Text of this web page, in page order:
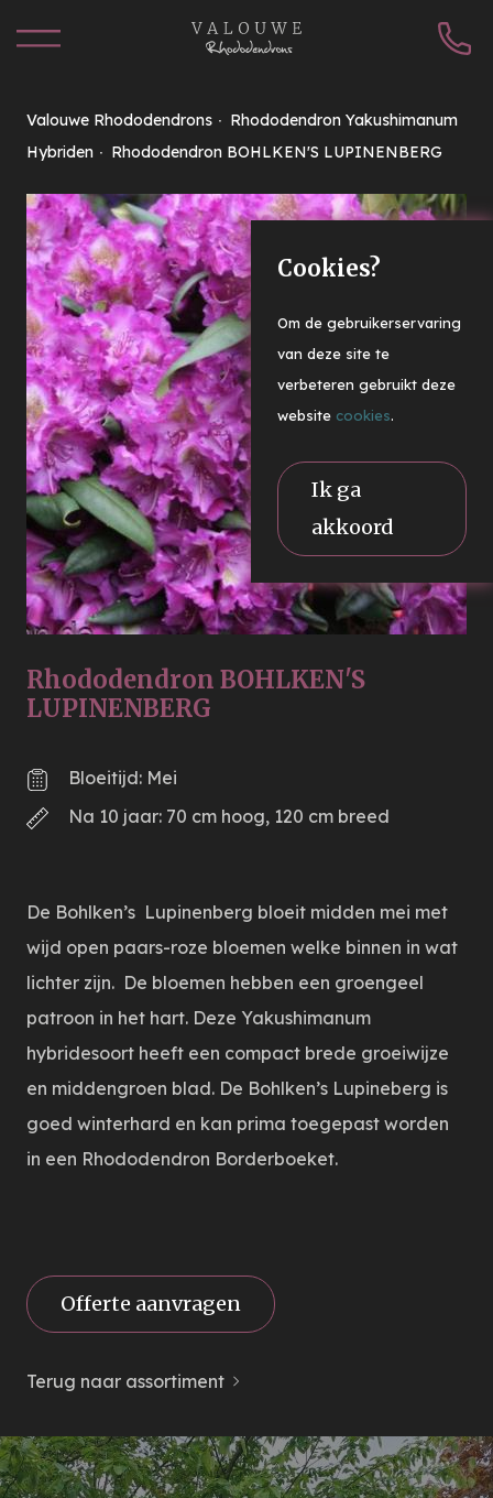
Valouwe Rhododendrons
Rhododendron Yakushimanum
Hybriden
Rhododendron BOHLKEN'S LUPINENBERG
Rhododendron BOHLKEN'S
LUPINENBERG
Bloeitijd: Mei
Na 10 jaar: 70 cm hoog, 120 cm breed
De Bohlken’s Lupinenberg bloeit midden mei met
wijd open paars-roze bloemen welke binnen in wat
lichter zijn. De bloemen hebben een groengeel
patroon in het hart. Deze Yakushimanum
hybridesoort heeft een compact brede groeiwijze
en middengroen blad. De Bohlken’s Lupineberg is
goed winterhard en kan prima toegepast worden
in een Rhododendron Borderboeket.
Offerte aanvragen
Terug naar assortiment
Cookies?
Om de gebruikerservaring
van deze site te
verbeteren gebruikt deze
website cookies.
Ik ga
akkoord